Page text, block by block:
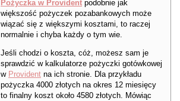
Pożyczka w Provident podobnie jak
większość pożyczek pozabankowych może
wiązać się z większymi kosztami, to raczej
normalnie i chyba każdy o tym wie.
Jeśli chodzi o koszta, cóż, możesz sam je
sprawdzić w kalkulatorze pożyczki gotówkowej
w Provident na ich stronie. Dla przykładu
pożyczka 4000 złotych na okres 12 miesięcy
to finalny koszt około 4580 złotych. Mówiąc